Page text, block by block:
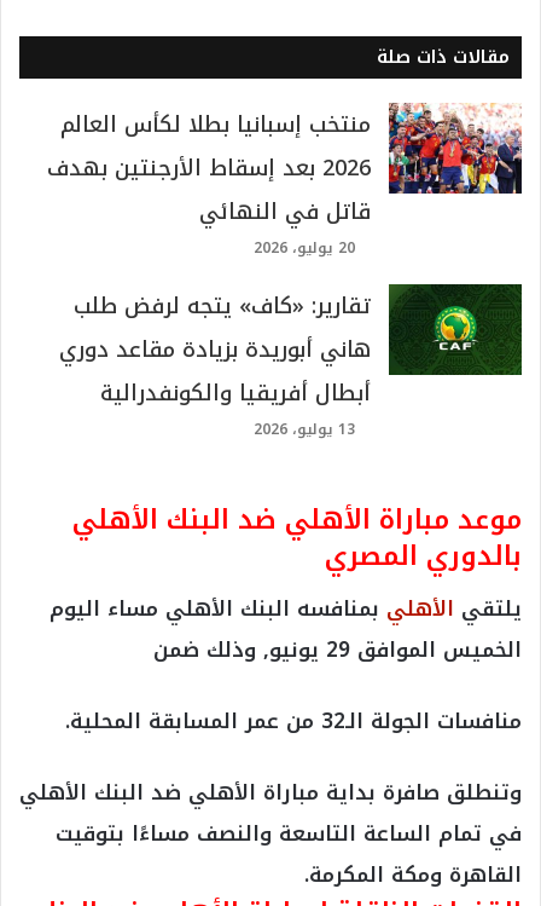
مقالات ذات صلة
منتخب إسبانيا بطلا لكأس العالم
2026 بعد إسقاط الأرجنتين بهدف
قاتل في النهائي
20 يوليو، 2026
تقارير: «كاف» يتجه لرفض طلب
هاني أبوريدة بزيادة مقاعد دوري
أبطال أفريقيا والكونفدرالية
13 يوليو، 2026
موعد مباراة الأهلي ضد البنك الأهلي
بالدوري المصري
يلتقي الأهلي بمنافسه البنك الأهلي مساء اليوم
الخميس الموافق 29 يونيو, وذلك ضمن
منافسات الجولة الـ32 من عمر المسابقة المحلية.
وتنطلق صافرة بداية مباراة الأهلي ضد البنك الأهلي
في تمام الساعة التاسعة والنصف مساءًا بتوقيت
القاهرة ومكة المكرمة.